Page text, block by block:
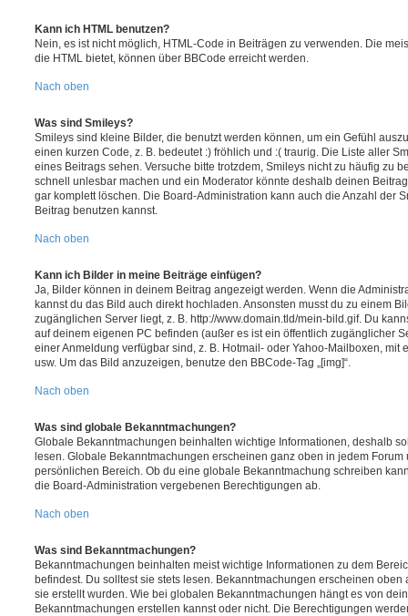
Kann ich HTML benutzen?
Nein, es ist nicht möglich, HTML-Code in Beiträgen zu verwenden. Die
die HTML bietet, können über BBCode erreicht werden.
Nach oben
Was sind Smileys?
Smileys sind kleine Bilder, die benutzt werden können, um ein Gefühl
einen kurzen Code, z. B. bedeutet :) fröhlich und :( traurig. Die Liste aller
eines Beitrags sehen. Versuche bitte trotzdem, Smileys nicht zu häufig zu
schnell unlesbar machen und ein Moderator könnte deshalb deinen
gar komplett löschen. Die Board-Administration kann auch die Anzahl der
Beitrag benutzen kannst.
Nach oben
Kann ich Bilder in meine Beiträge einfügen?
Ja, Bilder können in deinem Beitrag angezeigt werden. Wenn die
kannst du das Bild auch direkt hochladen. Ansonsten musst du zu einem
zugänglichen Server liegt, z. B. http://www.domain.tld/mein-bild.gif. Du
auf deinem eigenen PC befinden (außer es ist ein öffentlich zugänglicher
einer Anmeldung verfügbar sind, z. B. Hotmail- oder Yahoo-Mailboxen, mit
usw. Um das Bild anzuzeigen, benutze den BBCode-Tag „[img]“.
Nach oben
Was sind globale Bekanntmachungen?
Globale Bekanntmachungen beinhalten wichtige Informationen, deshalb
lesen. Globale Bekanntmachungen erscheinen ganz oben in jedem
persönlichen Bereich. Ob du eine globale Bekanntmachung schreiben
die Board-Administration vergebenen Berechtigungen ab.
Nach oben
Was sind Bekanntmachungen?
Bekanntmachungen beinhalten meist wichtige Informationen zu dem
befindest. Du solltest sie stets lesen. Bekanntmachungen erscheinen oben
sie erstellt wurden. Wie bei globalen Bekanntmachungen hängt es von
Bekanntmachungen erstellen kannst oder nicht. Die Berechtigungen